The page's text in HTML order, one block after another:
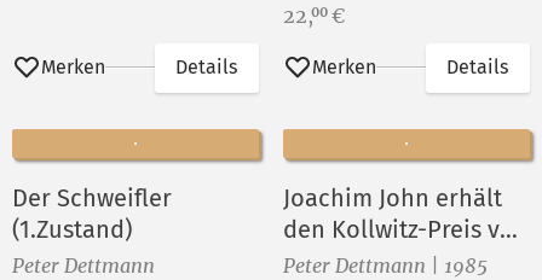
Merken Details
Preis:
22,00 €
Merken Details
Der Schweifler
(1.Zustand)
Peter Dettmann
Joachim John erhält
den Kollwitz-Preis von
Fritz Cremer
Peter Dettmann | 1985